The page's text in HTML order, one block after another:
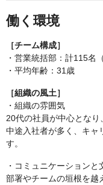
働く環境
［チーム構成］
・営業統括部：計115名
・平均年齢：31歳
［組織の風土］
・組織の雰囲気
20代の社員が中心となり
中途入社者が多く、キャ
す。
・コミュニケーションと
部署やチームの垣根を越